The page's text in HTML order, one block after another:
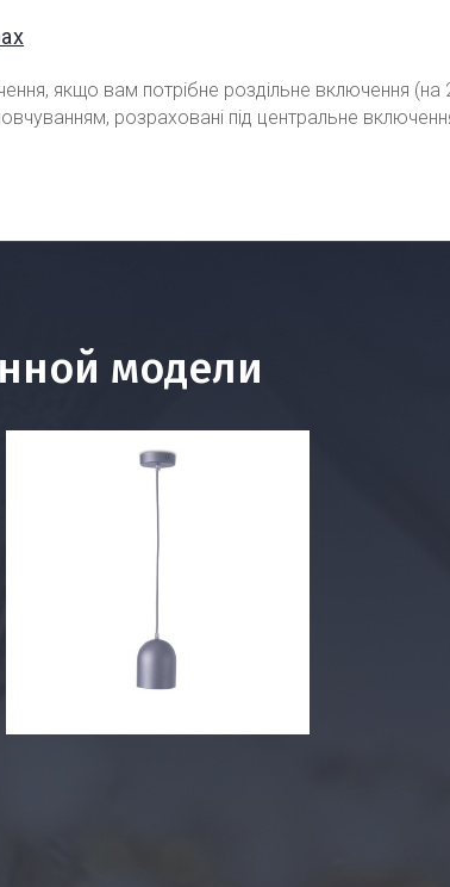
якщо вам потрібне роздільне включення (на
розраховані під центральне
модели